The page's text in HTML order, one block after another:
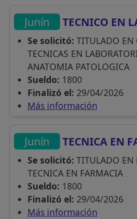
Junín TECNICO EN
Se solicitó: TITULADO EN
TECNICAS EN
ANATOMIA PATOLOGICA
Sueldo: 1800
Finalizó el: 29/04/2026
Más información
Junín TECNICA EN
Se solicitó: TITULADO EN
TECNICA EN FARMACIA
Sueldo: 1800
Finalizó el: 29/04/2026
Más información